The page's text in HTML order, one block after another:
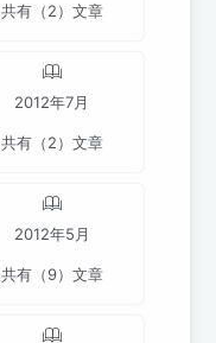
共有（2）文章
2012年7月
共有（2）文章
2012年5月
共有（9）文章